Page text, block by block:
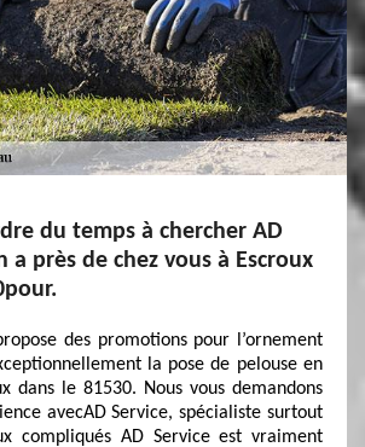
du temps à chercher AD
a près de chez vous à Escroux
des promotions pour l’ornement
la pose de pelouse en
dans le 81530. Nous vous demandons
avecAD Service, spécialiste surtout
compliqués AD Service est vraiment